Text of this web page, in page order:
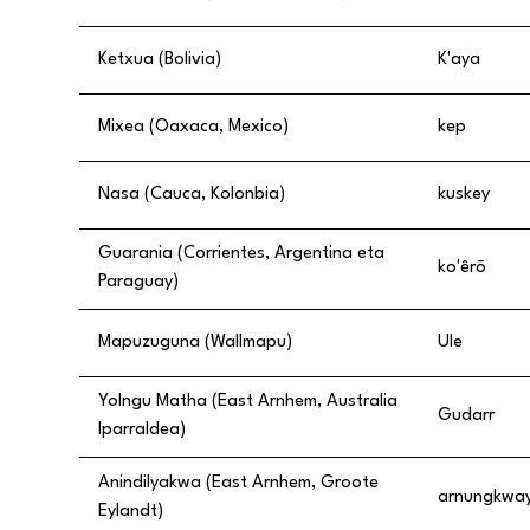
Ketxua (Bolivia) K'aya
Mixea (Oaxaca, Mexico) kep
Nasa (Cauca, Kolonbia) kuskey
Guarania (Corrientes, Argentina eta
Paraguay)
ko'êrõ
Mapuzuguna (Wallmapu) Ule
Yolngu Matha (East Arnhem, Australia
Iparraldea)
Gudarr
Anindilyakwa (East Arnhem, Groote
Eylandt)